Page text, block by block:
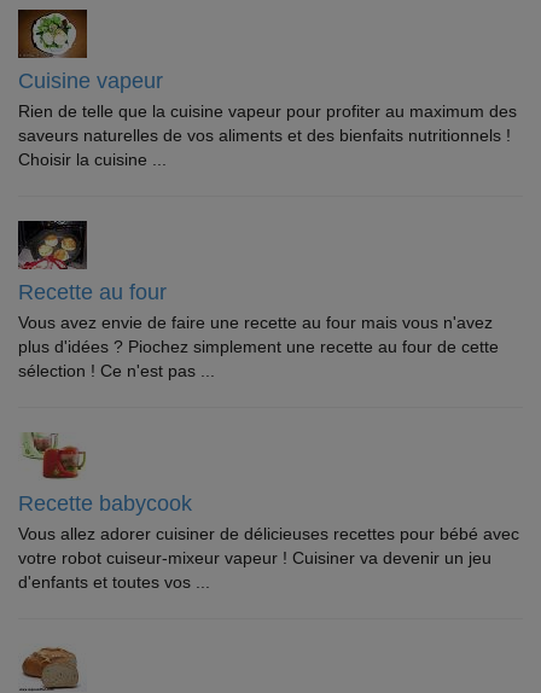
Cuisine vapeur
Rien de telle que la cuisine vapeur pour profiter au maximum des
saveurs naturelles de vos aliments et des bienfaits nutritionnels !
Choisir la cuisine ...
Recette au four
Vous avez envie de faire une recette au four mais vous n'avez
plus d'idées ? Piochez simplement une recette au four de cette
sélection ! Ce n'est pas ...
Recette babycook
Vous allez adorer cuisiner de délicieuses recettes pour bébé avec
votre robot cuiseur-mixeur vapeur ! Cuisiner va devenir un jeu
d'enfants et toutes vos ...